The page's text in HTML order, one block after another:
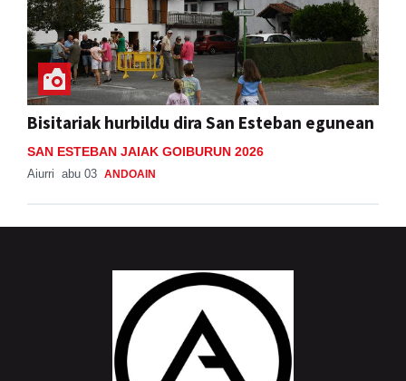
Bisitariak hurbildu dira San Esteban egunean
SAN ESTEBAN JAIAK GOIBURUN 2026
Aiurri abu 03 ANDOAIN